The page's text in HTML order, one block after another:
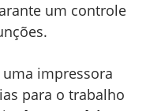
um controle
impressora
para o trabalho